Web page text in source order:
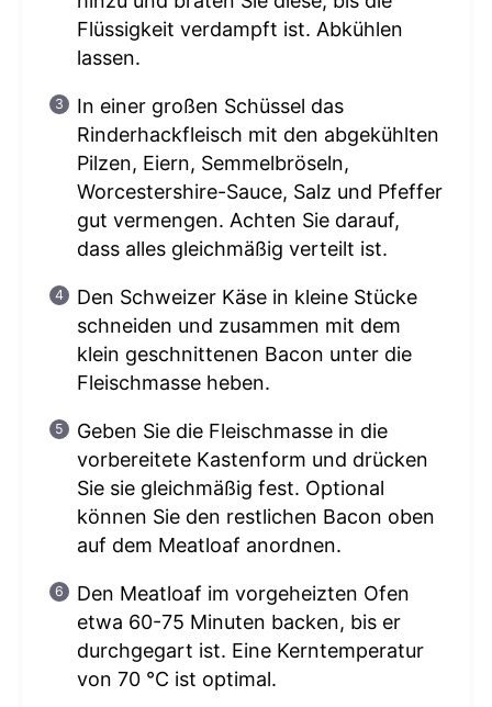
Flüssigkeit verdampft ist. Abkühlen
lassen.
In einer großen Schüssel das
Rinderhackfleisch mit den abgekühlten
Pilzen, Eiern, Semmelbröseln,
Worcestershire-Sauce, Salz und Pfeffer
gut vermengen. Achten Sie darauf,
dass alles gleichmäßig verteilt ist.
Den Schweizer Käse in kleine Stücke
schneiden und zusammen mit dem
klein geschnittenen Bacon unter die
Fleischmasse heben.
Geben Sie die Fleischmasse in die
vorbereitete Kastenform und drücken
Sie sie gleichmäßig fest. Optional
können Sie den restlichen Bacon oben
auf dem Meatloaf anordnen.
Den Meatloaf im vorgeheizten Ofen
etwa 60-75 Minuten backen, bis er
durchgegart ist. Eine Kerntemperatur
von 70 °C ist optimal.